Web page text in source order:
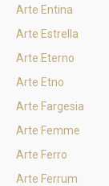
Arte Entina
Arte Estrella
Arte Eterno
Arte Etno
Arte Fargesia
Arte Femme
Arte Ferro
Arte Ferrum